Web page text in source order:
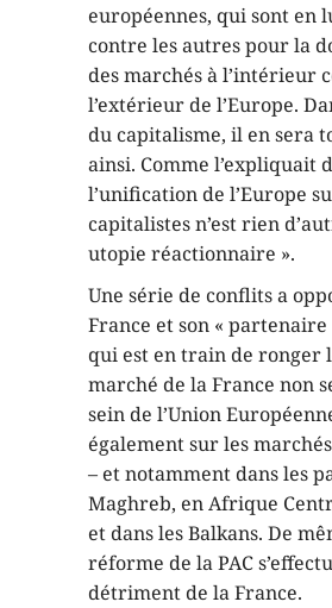
européennes, qui sont en
contre les autres pour la
des marchés à l’intérieur
l’extérieur de l’Europe.
du capitalisme, il en sera
ainsi. Comme l’expliquait
l’unification de l’Europe
capitalistes n’est rien
utopie réactionnaire ».
Une série de conflits a
France et son «
qui est en train de ronger
marché de la France non
sein de l’Union
également sur les
– et notamment dans les
Maghreb, en Afrique
et dans les Balkans. De
réforme de la PAC
détriment de la France.